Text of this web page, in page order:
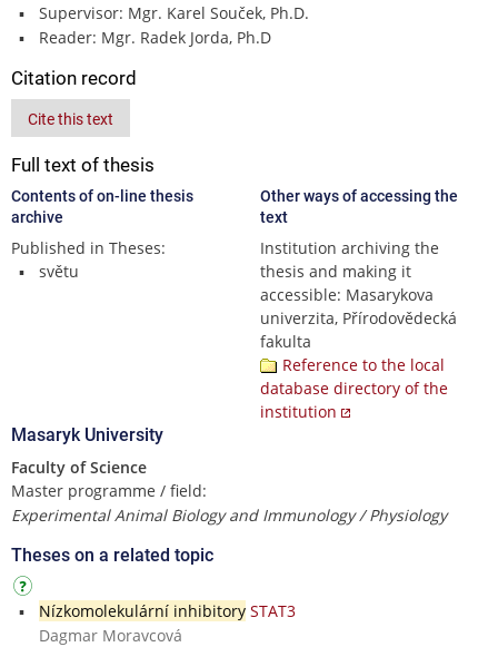
Supervisor: Mgr. Karel Souček, Ph.D.
Reader: Mgr. Radek Jorda, Ph.D
Citation record
Cite this text
Full text of thesis
Contents of on-line thesis
archive
Published in Theses:
světu
Other ways of accessing the
text
Institution archiving the
thesis and making it
accessible: Masarykova
univerzita, Přírodovědecká
fakulta
Reference to the local
database directory of the
institution
Masaryk University
Faculty of Science
Master programme / field:
Experimental Animal Biology and Immunology / Physiology
Theses on a related topic
Nízkomolekulární inhibitorySTAT3
Dagmar Moravcová